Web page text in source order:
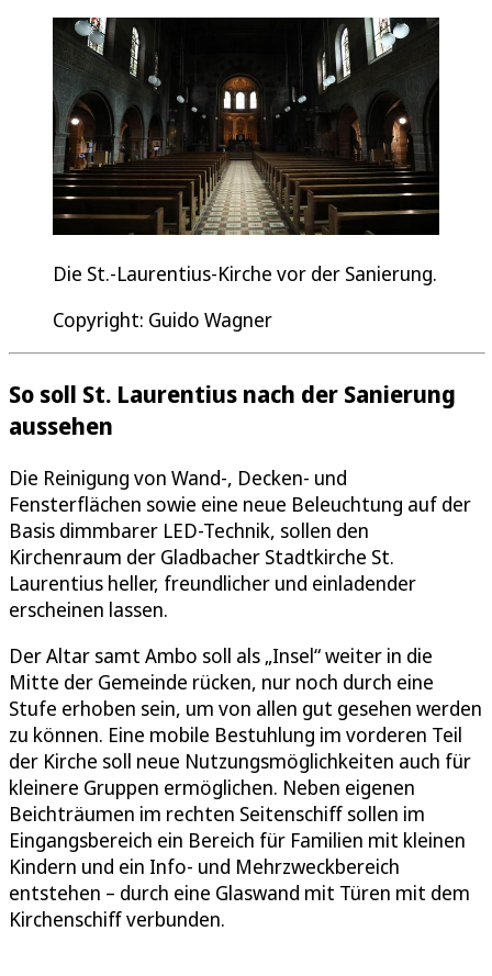
Die St.-Laurentius-Kirche vor der Sanierung.
Copyright: Guido Wagner
So soll St. Laurentius nach der Sanierung
aussehen
Die Reinigung von Wand-, Decken- und
Fensterflächen sowie eine neue Beleuchtung auf der
Basis dimmbarer LED-Technik, sollen den
Kirchenraum der Gladbacher Stadtkirche St.
Laurentius heller, freundlicher und einladender
erscheinen lassen.
Der Altar samt Ambo soll als „Insel“ weiter in die
Mitte der Gemeinde rücken, nur noch durch eine
Stufe erhoben sein, um von allen gut gesehen werden
zu können. Eine mobile Bestuhlung im vorderen Teil
der Kirche soll neue Nutzungsmöglichkeiten auch für
kleinere Gruppen ermöglichen. Neben eigenen
Beichträumen im rechten Seitenschiff sollen im
Eingangsbereich ein Bereich für Familien mit kleinen
Kindern und ein Info- und Mehrzweckbereich
entstehen – durch eine Glaswand mit Türen mit dem
Kirchenschiff verbunden.